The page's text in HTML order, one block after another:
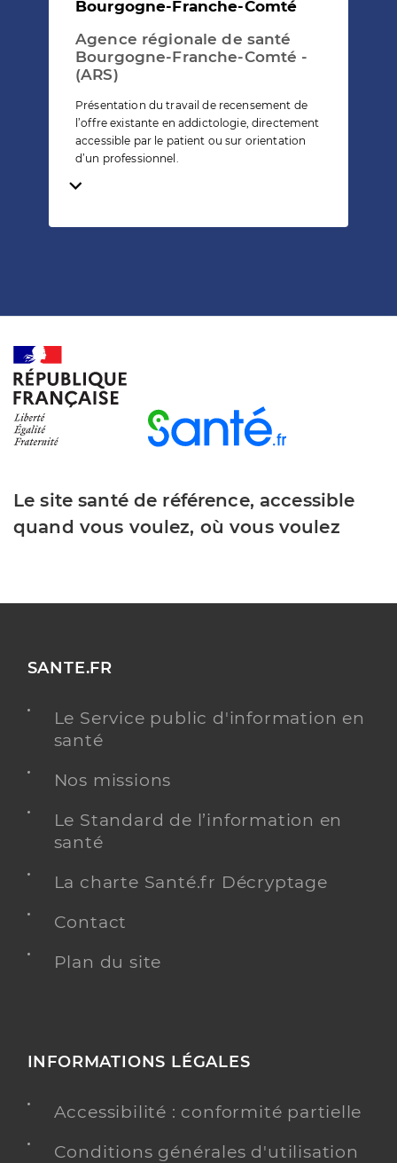
Bourgogne-Franche-Comté
Agence régionale de santé
Bourgogne-Franche-Comté -
(ARS)
Présentation du travail de recensement de
l’offre existante en addictologie, directement
accessible par le patient ou sur orientation
d’un professionnel.
Temps de lecture
Le site santé de référence, accessible
quand vous voulez, où vous voulez
SANTE.FR
Le Service public d'information en
santé
Nos missions
Le Standard de l’information en
santé
La charte Santé.fr Décryptage
Contact
Plan du site
INFORMATIONS LÉGALES
Accessibilité : conformité partielle
Conditions générales d'utilisation